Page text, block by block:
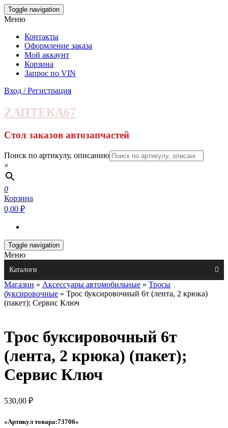
Skip
to
content
Toggle navigation
Меню
Контакты
Оформление заказа
Мой аккаунт
Корзина
Запрос по VIN
Вход / Регистрация
ZАПТЕКА67
Стол заказов автозапчастей
Поиск по артикулу, описанию
×
0
Корзина
0,00 ₽
Toggle navigation
Меню
Каталоги
Магазин » Аксессуары автомобильные » Тросы
буксировочные » Трос буксировочный 6т (лента, 2 крюка)
(пакет); Сервис Ключ
Трос буксировочный 6т
(лента, 2 крюка) (пакет);
Сервис Ключ
530,00 ₽
«Артикул товара:73706»